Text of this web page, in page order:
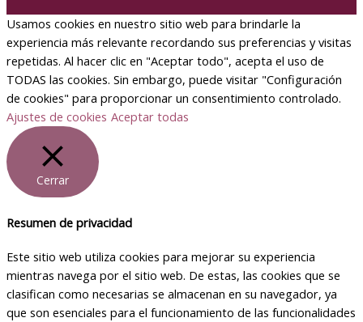
Usamos cookies en nuestro sitio web para brindarle la
experiencia más relevante recordando sus preferencias y visitas
repetidas. Al hacer clic en "Aceptar todo", acepta el uso de
TODAS las cookies. Sin embargo, puede visitar "Configuración
de cookies" para proporcionar un consentimiento controlado.
Ajustes de cookies Aceptar todas
Cerrar
Resumen de privacidad
Este sitio web utiliza cookies para mejorar su experiencia
mientras navega por el sitio web. De estas, las cookies que se
clasifican como necesarias se almacenan en su navegador, ya
que son esenciales para el funcionamiento de las funcionalidades